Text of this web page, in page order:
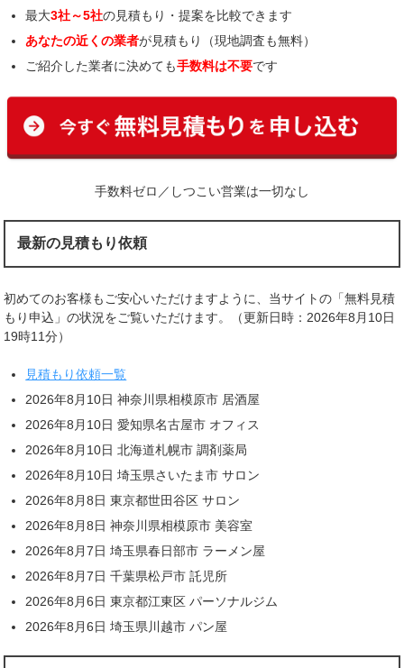
最大3社～5社の見積もり・提案を比較できます
あなたの近くの業者が見積もり（現地調査も無料）
ご紹介した業者に決めても手数料は不要です
手数料ゼロ／しつこい営業は一切なし
最新の見積もり依頼
初めてのお客様もご安心いただけますように、当サイトの「無料見積
もり申込」の状況をご覧いただけます。（更新日時：2026年8月10日
19時11分）
見積もり依頼一覧
2026年8月10日 神奈川県相模原市 居酒屋
2026年8月10日 愛知県名古屋市 オフィス
2026年8月10日 北海道札幌市 調剤薬局
2026年8月10日 埼玉県さいたま市 サロン
2026年8月8日 東京都世田谷区 サロン
2026年8月8日 神奈川県相模原市 美容室
2026年8月7日 埼玉県春日部市 ラーメン屋
2026年8月7日 千葉県松戸市 託児所
2026年8月6日 東京都江東区 パーソナルジム
2026年8月6日 埼玉県川越市 パン屋